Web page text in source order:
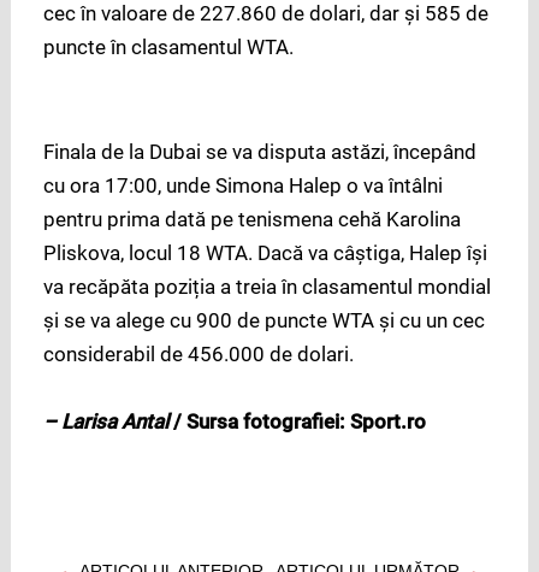
cec în valoare de 227.860 de dolari, dar și 585 de
puncte în clasamentul WTA.
Finala de la Dubai se va disputa astăzi, începând
cu ora 17:00, unde Simona Halep o va întâlni
pentru prima dată pe tenismena cehă Karolina
Pliskova, locul 18 WTA. Dacă va câștiga, Halep își
va recăpăta poziția a treia în clasamentul mondial
și se va alege cu 900 de puncte WTA și cu un cec
considerabil de 456.000 de dolari.
– Larisa Antal/ Sursa fotografiei: Sport.ro